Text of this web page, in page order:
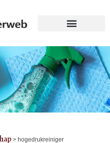
hogedrukreiniger